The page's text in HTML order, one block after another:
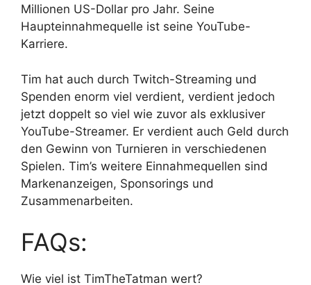
Millionen US-Dollar pro Jahr. Seine
Haupteinnahmequelle ist seine YouTube-
Karriere.
Tim hat auch durch Twitch-Streaming und
Spenden enorm viel verdient, verdient jedoch
jetzt doppelt so viel wie zuvor als exklusiver
YouTube-Streamer. Er verdient auch Geld durch
den Gewinn von Turnieren in verschiedenen
Spielen. Tim’s weitere Einnahmequellen sind
Markenanzeigen, Sponsorings und
Zusammenarbeiten.
FAQs:
Wie viel ist TimTheTatman wert?